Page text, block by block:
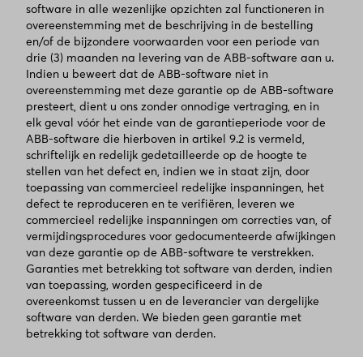
software in alle wezenlijke opzichten zal functioneren in
overeenstemming met de beschrijving in de bestelling
en/of de bijzondere voorwaarden voor een periode van
drie (3) maanden na levering van de ABB-software aan u.
Indien u beweert dat de ABB-software niet in
overeenstemming met deze garantie op de ABB-software
presteert, dient u ons zonder onnodige vertraging, en in
elk geval vóór het einde van de garantieperiode voor de
ABB-software die hierboven in artikel 9.2 is vermeld,
schriftelijk en redelijk gedetailleerde op de hoogte te
stellen van het defect en, indien we in staat zijn, door
toepassing van commercieel redelijke inspanningen, het
defect te reproduceren en te verifiëren, leveren we
commercieel redelijke inspanningen om correcties van, of
vermijdingsprocedures voor gedocumenteerde afwijkingen
van deze garantie op de ABB-software te verstrekken.
Garanties met betrekking tot software van derden, indien
van toepassing, worden gespecificeerd in de
overeenkomst tussen u en de leverancier van dergelijke
software van derden. We bieden geen garantie met
betrekking tot software van derden.